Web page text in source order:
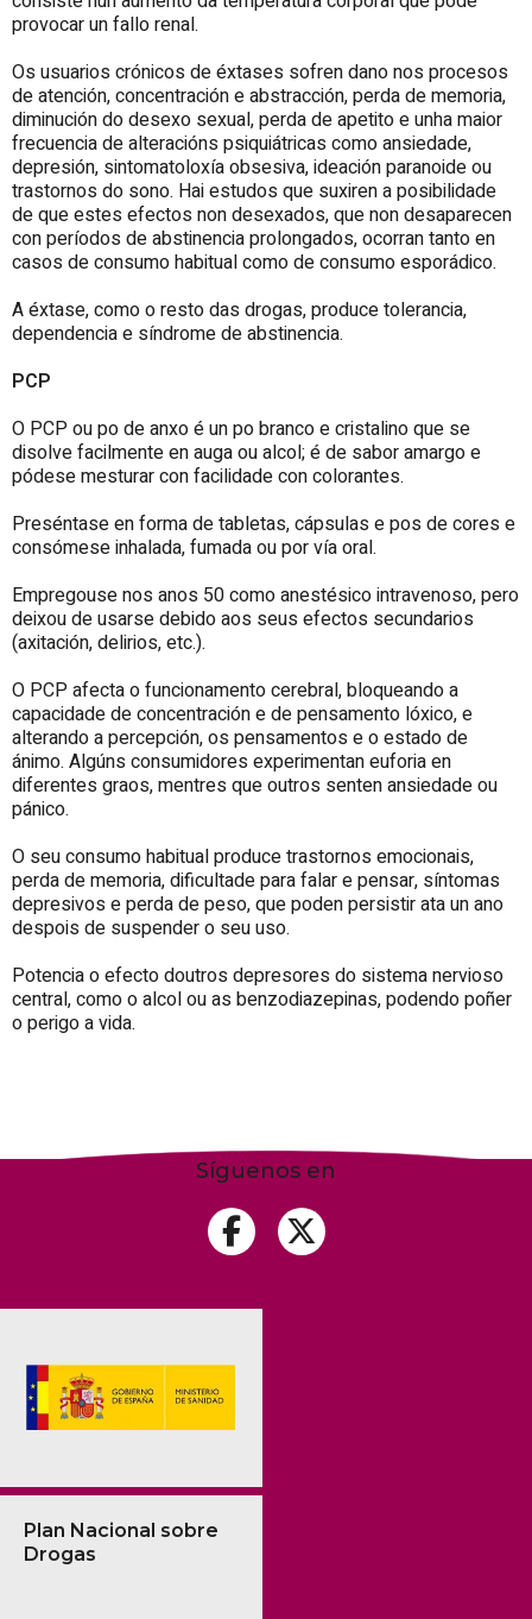
provocar un fallo renal.
Os usuarios crónicos de éxtases sofren dano nos procesos
de atención, concentración e abstracción, perda de memoria,
diminución do desexo sexual, perda de apetito e unha maior
frecuencia de alteracións psiquiátricas como ansiedade,
depresión, sintomatoloxía obsesiva, ideación paranoide ou
trastornos do sono. Hai estudos que suxiren a posibilidade
de que estes efectos non desexados, que non desaparecen
con períodos de abstinencia prolongados, ocorran tanto en
casos de consumo habitual como de consumo esporádico.
A éxtase, como o resto das drogas, produce tolerancia,
dependencia e síndrome de abstinencia.
PCP
O PCP ou po de anxo é un po branco e cristalino que se
disolve facilmente en auga ou alcol; é de sabor amargo e
pódese mesturar con facilidade con colorantes.
Preséntase en forma de tabletas, cápsulas e pos de cores e
consómese inhalada, fumada ou por vía oral.
Empregouse nos anos 50 como anestésico intravenoso, pero
deixou de usarse debido aos seus efectos secundarios
(axitación, delirios, etc.).
O PCP afecta o funcionamento cerebral, bloqueando a
capacidade de concentración e de pensamento lóxico, e
alterando a percepción, os pensamentos e o estado de
ánimo. Algúns consumidores experimentan euforia en
diferentes graos, mentres que outros senten ansiedade ou
pánico.
O seu consumo habitual produce trastornos emocionais,
perda de memoria, dificultade para falar e pensar, síntomas
depresivos e perda de peso, que poden persistir ata un ano
despois de suspender o seu uso.
Potencia o efecto doutros depresores do sistema nervioso
central, como o alcol ou as benzodiazepinas, podendo poñer
o perigo a vida.
Síguenos en
Plan Nacional sobre
Drogas